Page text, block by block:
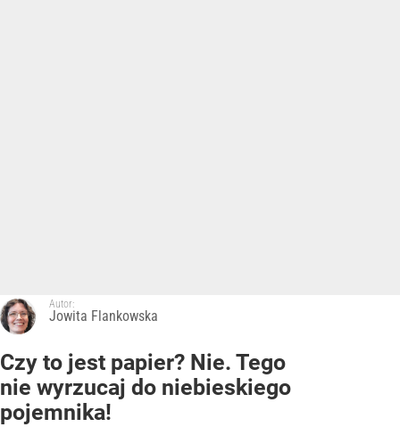
Autor:
Jowita Flankowska
Czy to jest papier? Nie. Tego
nie wyrzucaj do niebieskiego
pojemnika!